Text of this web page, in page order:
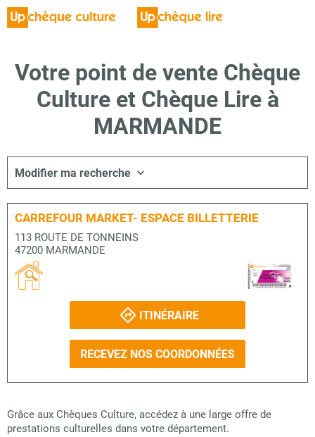
Votre point de vente Chèque
Culture et Chèque Lire à
MARMANDE
Modifier ma recherche
CARREFOUR MARKET- ESPACE BILLETTERIE
113 ROUTE DE TONNEINS
47200 MARMANDE
ITINÉRAIRE
RECEVEZ NOS COORDONNÉES
Grâce aux Chèques Culture, accédez à une large offre de
prestations culturelles dans votre département.